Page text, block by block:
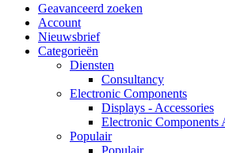
Geavanceerd zoeken
Account
Nieuwsbrief
Categorieën
Diensten
Consultancy
Electronic Components
Displays - Accessories
Electronic Components
Populair
Populair